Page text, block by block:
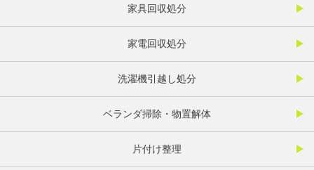
家具回収処分
家電回収処分
洗濯機引越し処分
ベランダ掃除・物置解体
片付け整理